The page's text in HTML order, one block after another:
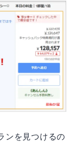
ンを見つけるの